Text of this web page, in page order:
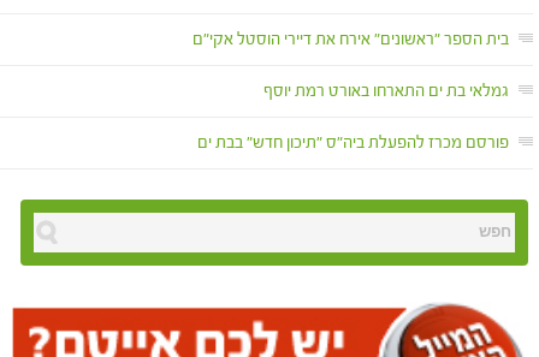
בית הספר "ראשונים" אירח את דיירי הוסטל אקי"ם
גמלאי בת ים התארחו באורט רמת יוסף
פורסם מכרז להפעלת ביה"ס "תיכון חדש" בבת ים